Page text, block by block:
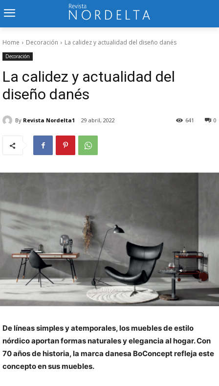
Home Decoración La calidez y actualidad del diseño danés
Decoración
La calidez y actualidad del
diseño danés
By Revista Nordelta1 29 abril, 2022 0
641
De líneas simples y atemporales, los muebles de estilo
nórdico aportan formas naturales y elegancia al hogar. Con
70 años de historia, la marca danesa BoConcept refleja este
concepto en sus muebles.